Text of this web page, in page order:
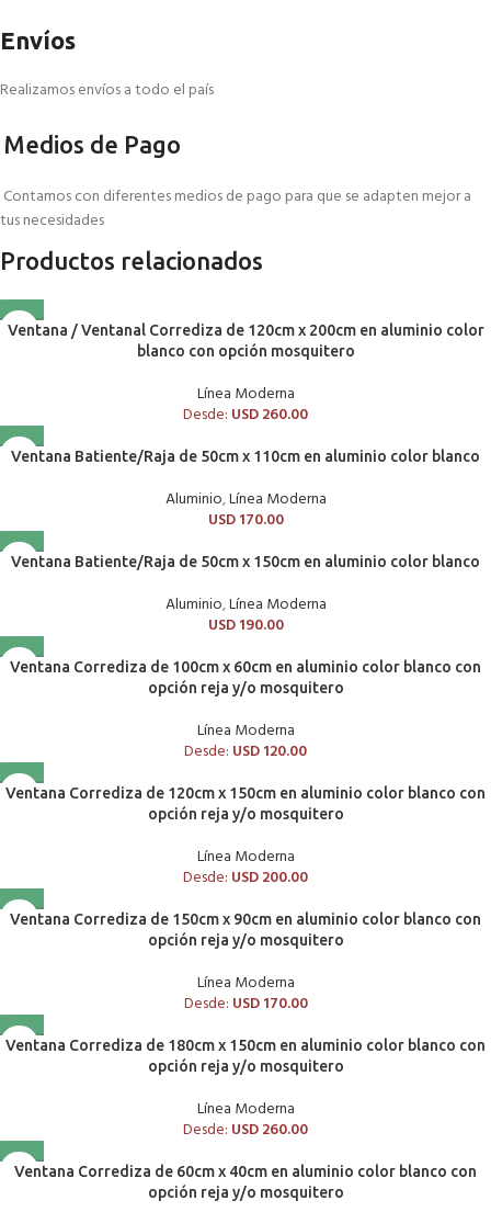
Envíos
Realizamos envíos a todo el país
Medios de Pago
Contamos con diferentes medios de pago para que se adapten mejor a
tus necesidades
Productos relacionados
Ventana / Ventanal Corrediza de 120cm x 200cm en aluminio color
blanco con opción mosquitero
Línea Moderna
Desde: USD260.00
Ventana Batiente/Raja de 50cm x 110cm en aluminio color blanco
Aluminio,Línea Moderna
USD170.00
Ventana Batiente/Raja de 50cm x 150cm en aluminio color blanco
Aluminio,Línea Moderna
USD190.00
Ventana Corrediza de 100cm x 60cm en aluminio color blanco con
opción reja y/o mosquitero
Línea Moderna
Desde: USD120.00
Ventana Corrediza de 120cm x 150cm en aluminio color blanco con
opción reja y/o mosquitero
Línea Moderna
Desde: USD200.00
Ventana Corrediza de 150cm x 90cm en aluminio color blanco con
opción reja y/o mosquitero
Línea Moderna
Desde: USD170.00
Ventana Corrediza de 180cm x 150cm en aluminio color blanco con
opción reja y/o mosquitero
Línea Moderna
Desde: USD260.00
Ventana Corrediza de 60cm x 40cm en aluminio color blanco con
opción reja y/o mosquitero